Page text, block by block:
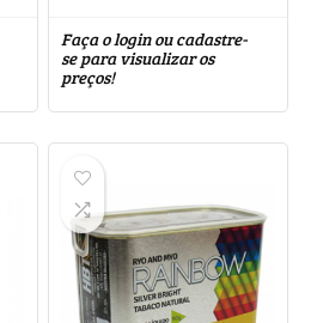
Faça o login ou cadastre-
se para visualizar os
preços!